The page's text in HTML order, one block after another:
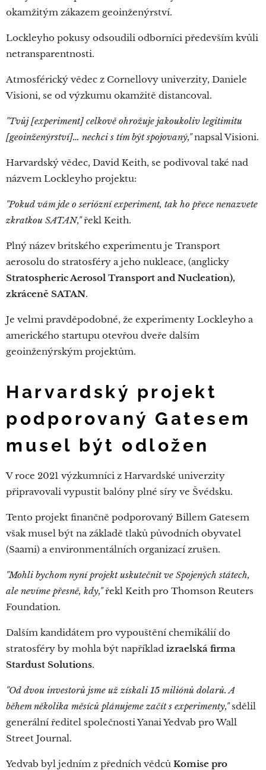
okamžitým zákazem geoinženýrství.
Lockleyho pokusy odsoudili odborníci především kvůli
netransparentnosti.
Atmosférický vědec z Cornellovy univerzity, Daniele
Visioni, se od výzkumu okamžitě distancoval.
"Tvůj [experiment] celkově ohrožuje jakoukoliv legitimitu
[geoinženýrství]… nechci s tím být spojovaný,"napsal Visioni.
Harvardský vědec, David Keith, se podivoval také nad
názvem Lockleyho projektu:
"Pokud vám jde o seriózní experiment, tak ho přece nenazvete
zkratkou SATAN,"řekl Keith.
Plný název britského experimentu je Transport
aerosolu do stratosféry a jeho nukleace, (anglicky
Stratospheric Aerosol Transport and Nucleation),
zkráceně SATAN.
Je velmi pravděpodobné, že experimenty Lockleyho a
amerického startupu otevřou dveře dalším
geoinženýrským projektům.
Harvardský projekt
podporovaný Gatesem
musel být odložen
V roce 2021 výzkumníci z Harvardské univerzity
připravovali vypustit balóny plné síry ve Švédsku.
Tento projekt finančně podporovaný Billem Gatesem
však musel být na základě tlaků původních obyvatel
(Saami) a environmentálních organizací zrušen.
"Mohli bychom nyní projekt uskutečnit ve Spojených státech,
ale nevíme přesně, kdy,"řekl Keith pro Thomson Reuters
Foundation.
Dalším kandidátem pro vypouštění chemikálií do
stratosféry by mohla být například izraelská firma
Stardust Solutions.
"Od dvou investorů jsme už získali 15 miliónů dolarů. A
během několika měsíců plánujeme začít s experimenty,"sdělil
generální ředitel společnosti Yanai Yedvab pro Wall
Street Journal.
Yedvab byl jedním z předních vědců Komise pro